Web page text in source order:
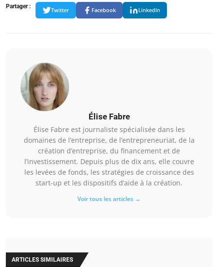
Partager :
Twitter Facebook LinkedIn
Élise Fabre
Élise Fabre est journaliste spécialisée dans les
domaines de l’entreprise, de l’entrepreneuriat, de la
création d’entreprise, du financement et de
l’investissement. Depuis plus de dix ans, elle couvre
les levées de fonds, les stratégies de croissance des
start-up et les dispositifs d’aide à la création.
Voir tous les articles →
ARTICLES SIMILAIRES